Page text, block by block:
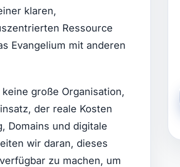
klaren,
Ressource
Evangelium mit anderen
große Organisation,
der reale Kosten
Domains und digitale
wir daran, dieses
zu machen, um